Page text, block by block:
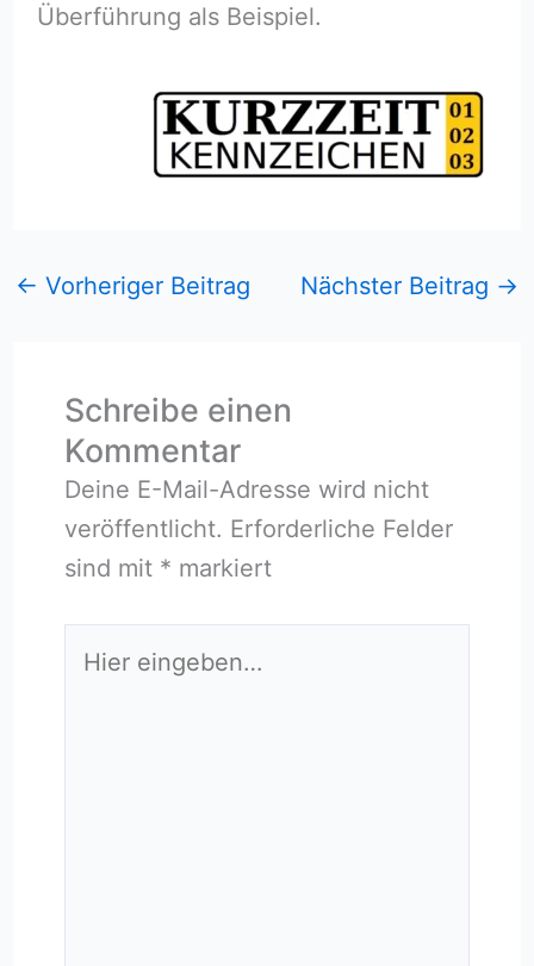
Überführung als Beispiel.
← Vorheriger Beitrag Nächster Beitrag →
Schreibe einen
Kommentar
Deine E-Mail-Adresse wird nicht
veröffentlicht. Erforderliche Felder
sind mit * markiert
eingeben…